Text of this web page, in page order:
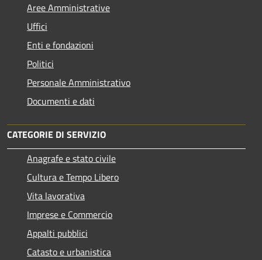
Aree Amministrative
Uffici
Enti e fondazioni
Politici
Personale Amministrativo
Documenti e dati
CATEGORIE DI SERVIZIO
Anagrafe e stato civile
Cultura e Tempo Libero
Vita lavorativa
Imprese e Commercio
Appalti pubblici
Catasto e urbanistica